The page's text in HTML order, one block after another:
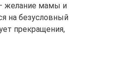
желание мамы и
на безусловный
прекращения,